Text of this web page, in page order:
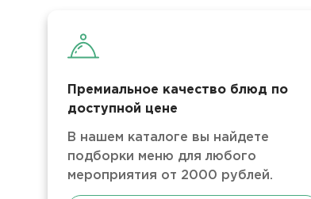
Премиальное качество блюд по
доступной цене
В нашем каталоге вы найдете
подборки меню для любого
мероприятия от 2000 рублей.